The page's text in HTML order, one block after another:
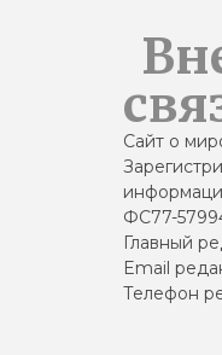
Сайт о
ФС77-
Главный
Email
Телефон